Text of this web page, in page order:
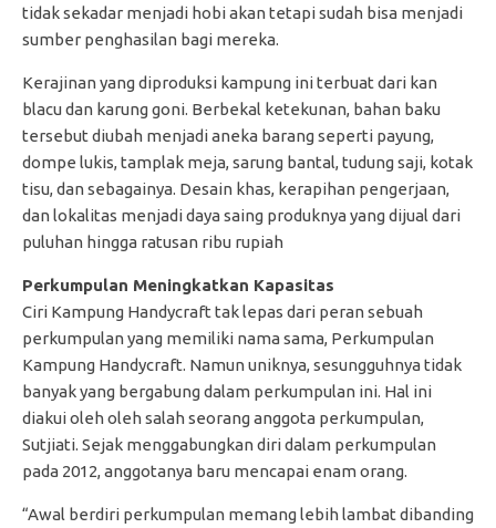
tidak sekadar menjadi hobi akan tetapi sudah bisa menjadi
sumber penghasilan bagi mereka.
Kerajinan yang diproduksi kampung ini terbuat dari kan
blacu dan karung goni. Berbekal ketekunan, bahan baku
tersebut diubah menjadi aneka barang seperti payung,
dompe lukis, tamplak meja, sarung bantal, tudung saji, kotak
tisu, dan sebagainya. Desain khas, kerapihan pengerjaan,
dan lokalitas menjadi daya saing produknya yang dijual dari
puluhan hingga ratusan ribu rupiah
Perkumpulan Meningkatkan Kapasitas
Ciri Kampung Handycraft tak lepas dari peran sebuah
perkumpulan yang memiliki nama sama, Perkumpulan
Kampung Handycraft. Namun uniknya, sesungguhnya tidak
banyak yang bergabung dalam perkumpulan ini. Hal ini
diakui oleh oleh salah seorang anggota perkumpulan,
Sutjiati. Sejak menggabungkan diri dalam perkumpulan
pada 2012, anggotanya baru mencapai enam orang.
“Awal berdiri perkumpulan memang lebih lambat dibanding